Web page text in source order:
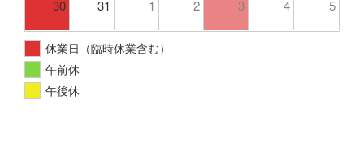
30 31 1 2 3 4 5
休業日（臨時休業含む）
午前休
午後休